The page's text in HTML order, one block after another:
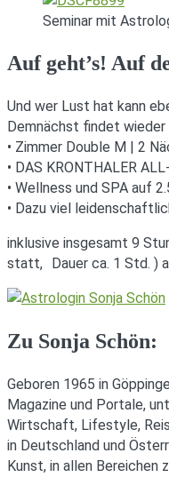
Seminar mit
Auf geht’s! Auf
Und wer Lust hat kann
Demnächst findet wieder
• Zimmer Double M | 2
• DAS KRONTHALER
• Wellness und SPA auf
• Dazu viel
inklusive insgesamt 9
statt, Dauer ca. 1 Std. )
Zu Sonja Schön:
Geboren 1965 in
Magazine und Portale,
Wirtschaft, Lifestyle,
in Deutschland und
Kunst, in allen